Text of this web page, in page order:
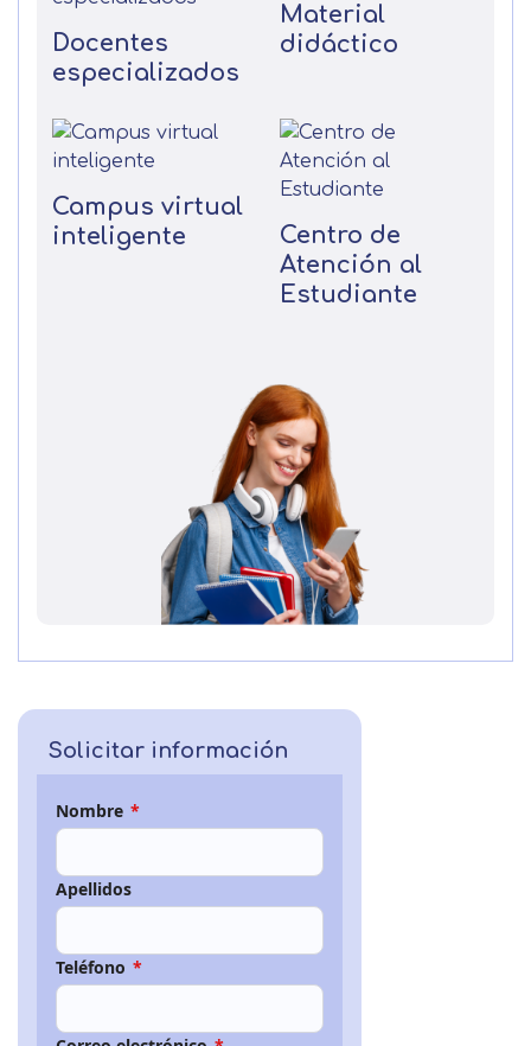
Docentes
especializados
Material
didáctico
Campus virtual
inteligente
Centro de
Atención al
Estudiante
Solicitar información
Nombre *
Apellidos
Teléfono *